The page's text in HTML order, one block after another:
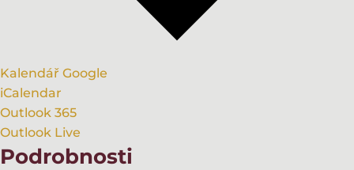
Kalendář Google
iCalendar
Outlook 365
Outlook Live
Podrobnosti